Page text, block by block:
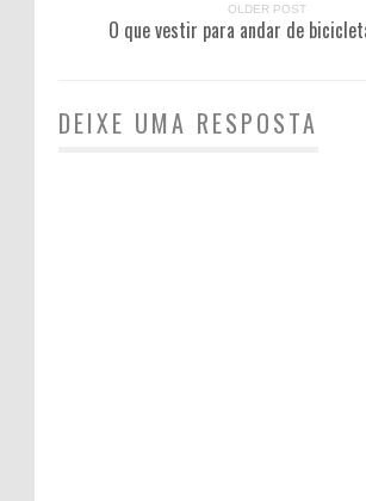
OLDER POST
O que vestir para andar de
DEIXE UMA RESPOSTA